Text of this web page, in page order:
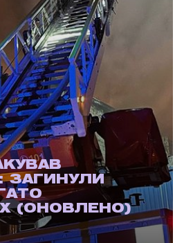
ЗАГИНУЛИ
(ОНОВЛЕНО)